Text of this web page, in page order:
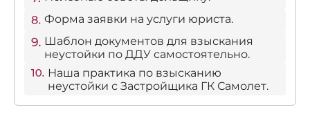
Форма заявки на услуги юриста.
Шаблон документов для взыскания
неустойки по ДДУ самостоятельно.
Наша практика по взысканию
неустойки с Застройщика ГК Самолет.